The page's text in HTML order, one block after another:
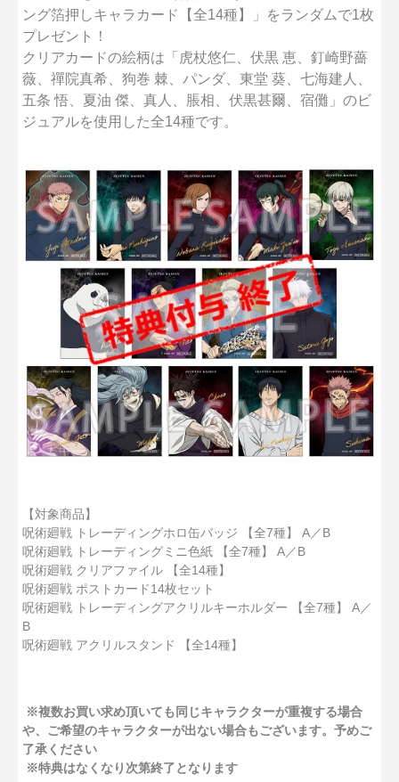
ング箔押しキャラカード【全14種】」をランダムで1枚
プレゼント！
クリアカードの絵柄は「虎杖悠仁、伏黒 恵、釘崎野薔
薇、禪院真希、狗巻 棘、パンダ、東堂 葵、七海建人、
五条 悟、夏油 傑、真人、脹相、伏黒甚爾、宿儺」のビ
ジュアルを使用した全14種です。
【対象商品】
呪術廻戦 トレーディングホロ缶バッジ 【全7種】 A／B
呪術廻戦 トレーディングミニ色紙 【全7種】 A／B
呪術廻戦 クリアファイル 【全14種】
呪術廻戦 ポストカード14枚セット
呪術廻戦 トレーディングアクリルキーホルダー 【全7種】 A／
B
呪術廻戦 アクリルスタンド 【全14種】
※複数お買い求め頂いても同じキャラクターが重複する場合
や、ご希望のキャラクターが出ない場合もございます。予めご
了承ください
※特典はなくなり次第終了となります